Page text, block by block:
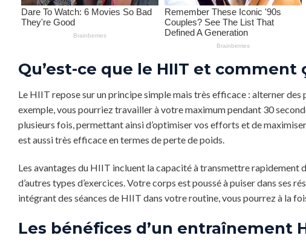
Qu’est-ce que le HIIT et comment
Le HIIT repose sur un principe simple mais très efficace : alterner
exemple, vous pourriez travailler à votre maximum pendant 30
plusieurs fois, permettant ainsi d’optimiser vos efforts et de
est aussi très efficace en termes de perte de poids.
Les avantages du HIIT incluent la capacité à transmettre rapidement
d’autres types d’exercices. Votre corps est poussé à puiser dans ses
intégrant des séances de HIIT dans votre routine, vous pourrez à la
Les bénéfices d’un entraînement